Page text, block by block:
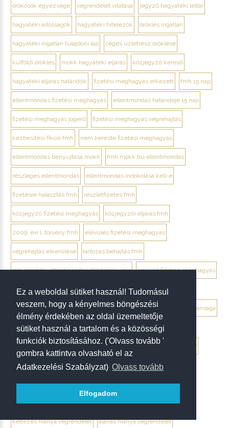
Ez a weboldal sütiket használ! Tudomásul
veszem, hogy a kényelmes böngészési
élmény érdekében az oldal üzemeltetője
sütiket használ a tartalom és a közösségi
funkciók biztosításához. ('Olvass tovább '
gombra kattintva olvasható el az
Adatkezelési Szabályzat) Olvass tovább
Elfogadom
örökösök egyezsége végrendelet vitatása jegyző hagyatéki leltár
hagyatéki adósságok hagyatéki hitelezők öröklés ingatlan
hagyatéki ingatlan tulajdoni lap céges üzletrész öröklése
külföldi öröklés mokk hagyatéki eljárás közjegyző kereső
hagyatéki eljárás határidők fizetési meghagyás érkezett fmh 15 nap
ellentmondás fizetési meghagyás ellentmondás határideje 15 nap
fizetési meghagyás jogerő fizetési meghagyás végrehajtás
kézbesítési fikció fmh nem kereste fizetési meghagyás
ellentmondás benyújtása mokk fmh.mokk.hu ellentmondás
részleges ellentmondás ellentmondás indokolása kell-e
fizetésre halasztás fmh részletfizetés fmh
közjegyző fizetési meghagyás közjegyzői eljárás fmh
2009. évi l. törvény fmh elévülés fizetési meghagyás
végrehajtás elkerülése tartozás behajtás fmh
jogi személy ellentmondás elektronikusan ügyvéd fizetési meghagyás
debrecen ügyvéd fizetési meghagyás
végrendelet megtámadása mikor érdemes végrendelet hatálytalansága
érvénytelenség megállapítása per hagyatéki per végrendelet
megtámadási nyilatkozat megtámadás elévülése 5 év ptk. 7:37
beszámíthatóság végrendelet
tévedés megtévesztés fenyegetés végrendelet
tisztességtelen befolyás gépírásos végrendelet tanúk
keltezés hiánya végrendelet aláírás hiánya végrendelet